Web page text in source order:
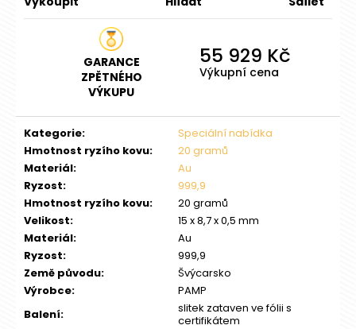
GARANCE
ZPĚTNÉHO
VÝKUPU
55 929 Kč
Výkupní cena
Kategorie:
Speciální nabídka
Hmotnost ryzího kovu:
20 gramů
Materiál:
Au
Ryzost:
999,9
Hmotnost ryzího kovu:
20 gramů
Velikost:
15 x 8,7 x 0,5 mm
Materiál:
Au
Ryzost:
999,9
Země původu:
Švýcarsko
Výrobce:
PAMP
Balení:
slitek zataven ve fólii s
certifikátem
INVESTIČNÍ
ZLATÝ
6
465
Kč